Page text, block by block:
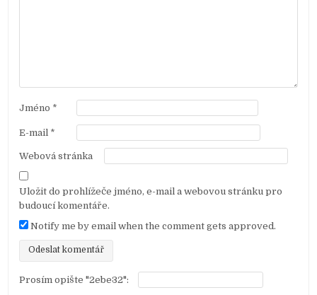
p
k
Jméno *
E-mail *
Webová stránka
Uložit do prohlížeče jméno, e-mail a webovou stránku pro
budoucí komentáře.
Notify me by email when the comment gets approved.
Prosím opište "2ebe32":